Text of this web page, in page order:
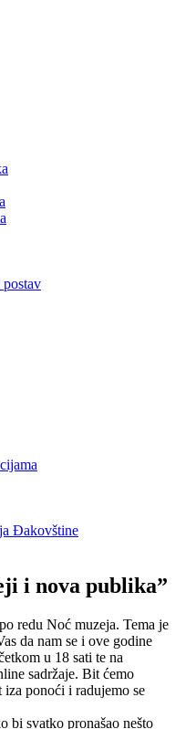
Đakovštine
i nova publika”
redu Noć muzeja. Tema je
da nam se i ove godine
u 18 sati te na
sadržaje. Bit ćemo
iza ponoći i radujemo se
bi svatko pronašao nešto